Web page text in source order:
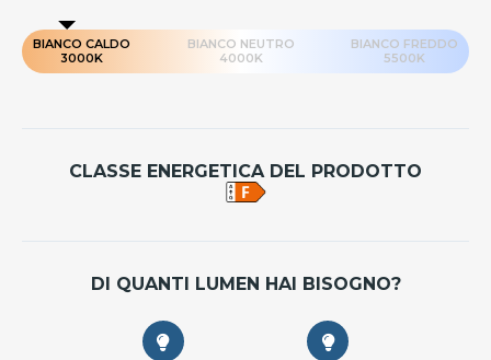
BIANCO CALDO
3000K
BIANCO NEUTRO
4000K
BIANCO FREDDO
5500K
CLASSE ENERGETICA DEL PRODOTTO
DI QUANTI LUMEN HAI BISOGNO?